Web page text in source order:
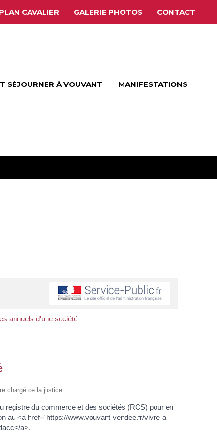
CAVALIER GALERIE PHOTOS CONTACT
SÉJOURNER À VOUVANT MANIFESTATIONS
annuels d'une société
chargé de la justice
registre du commerce et des sociétés (RCS) pour en
au <a href="https://www.vouvant-vendee.fr/vivre-a-
a>.